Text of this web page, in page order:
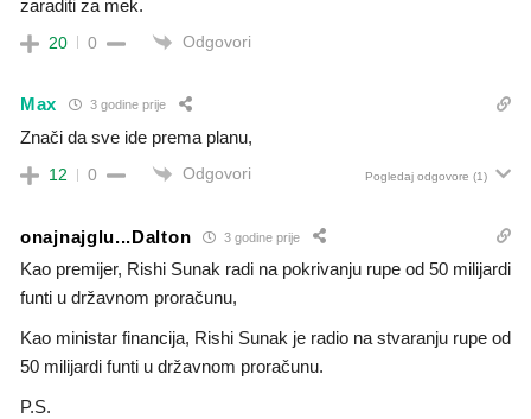
zaraditi za mek.
20 0 Odgovori
Max 3 godine prije
Znači da sve ide prema planu,
12 0 Odgovori Pogledaj odgovore (1)
onajnajglu...Dalton 3 godine prije
Kao premijer, Rishi Sunak radi na pokrivanju rupe od 50 milijardi
funti u državnom proračunu,
Kao ministar financija, Rishi Sunak je radio na stvaranju rupe od
50 milijardi funti u državnom proračunu.
P.S.